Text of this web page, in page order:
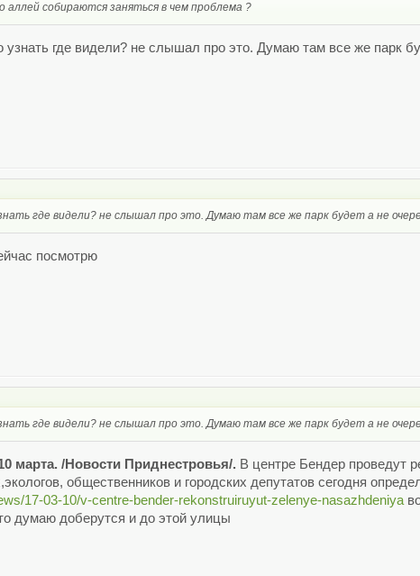
аллей собираются заняться в чем проблема ?
где видели? не слышал про это. Думаю там все же парк
где видели? не слышал про это. Думаю там все же парк будет а не
посмотрю
где видели? не слышал про это. Думаю там все же парк будет а не
марта. /Новости Приднестровья/. В центре Бендер проведут
общественников и городских депутатов сегодня
17-03-10/v-centre-bender-rekonstruiruyut-zelenye-nasazhdeniya
думаю доберутся и до этой улицы